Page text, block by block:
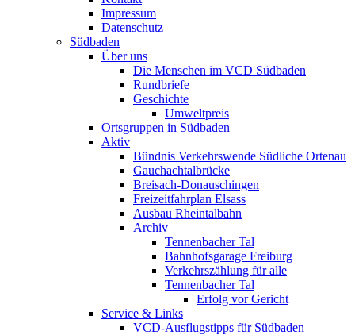
Impressum
Datenschutz
Südbaden
Über uns
Die Menschen im VCD Südbaden
Rundbriefe
Geschichte
Umweltpreis
Ortsgruppen in Südbaden
Aktiv
Bündnis Verkehrswende Südliche Ortenau
Gauchachtalbrücke
Breisach-Donauschingen
Freizeitfahrplan Elsass
Ausbau Rheintalbahn
Archiv
Tennenbacher Tal
Bahnhofsgarage Freiburg
Verkehrszählung für alle
Tennenbacher Tal
Erfolg vor Gericht
Service & Links
VCD-Ausflugstipps für Südbaden